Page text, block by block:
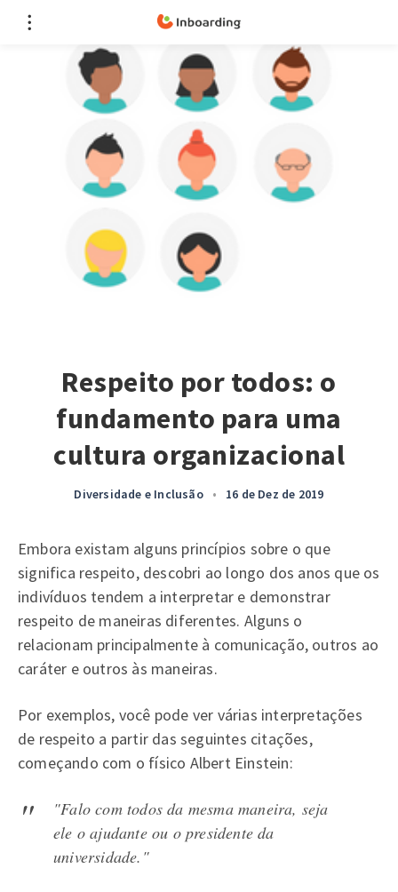
Respeito por todos: o
fundamento para uma
cultura organizacional
Diversidade e Inclusão • 16 de Dez de 2019
Embora existam alguns princípios sobre o que
significa respeito, descobri ao longo dos anos que os
indivíduos tendem a interpretar e demonstrar
respeito de maneiras diferentes. Alguns o
relacionam principalmente à comunicação, outros ao
caráter e outros às maneiras.
Por exemplos, você pode ver várias interpretações
de respeito a partir das seguintes citações,
começando com o físico Albert Einstein:
"Falo com todos da mesma maneira, seja
ele o ajudante ou o presidente da
universidade."